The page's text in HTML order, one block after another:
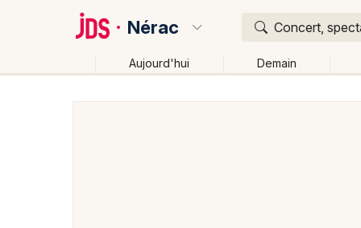
Nérac Concert,
Aujourd'hui Demain